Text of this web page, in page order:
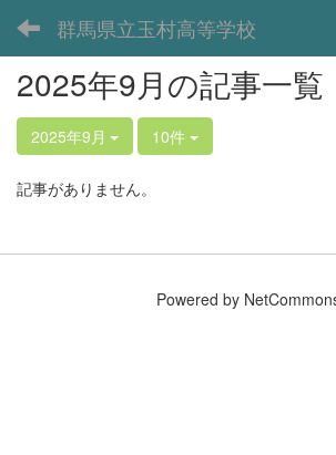
群馬県立玉村高等学校
2025年9月の記事一覧
2025年9月 10件
記事がありません。
Powered by